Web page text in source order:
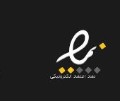
انتخاب
شوند
نماد اعتماد الکترونیکی